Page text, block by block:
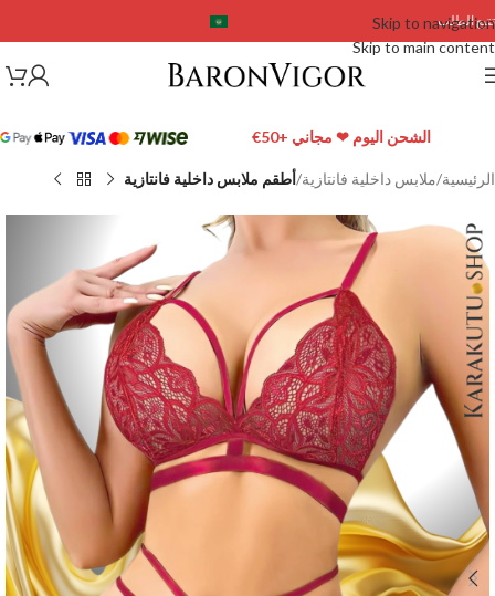
Skip to navigation
Skip to main content
تتبع الطلب
الشحن اليوم ❤ مجاني +50€
الرئيسية ملابس داخلية فانتازية أطقم ملابس داخلية فانتازية